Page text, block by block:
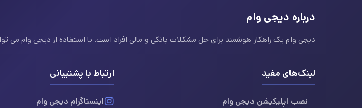
درباره دیجی وام
دیجی وام یک راهکار هوشمند برای حل مشکلات بانکی و مالی افراد است. با استفاده از دیجی وام می
لینک‌های مفید
نصب اپلیکیشن دیجی وام
ارتباط با پشتیبانی
اینستاگرام دیجی وام